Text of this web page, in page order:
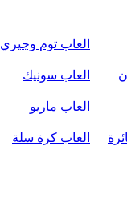
العاب توم وجيري
العاب سونيك
العاب ماريو
العاب كرة سلة